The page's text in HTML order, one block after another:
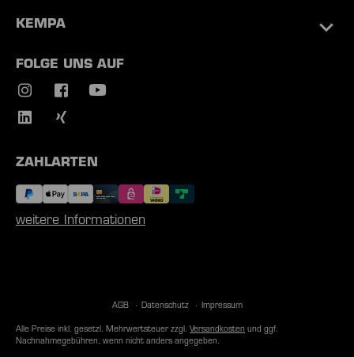
KEMPA
FOLGE UNS AUF
ZAHLARTEN
weitere Informationen
AGB Datenschutz Impressum
Alle Preise inkl. gesetzl. Mehrwertsteuer zzgl. Versandkosten und ggf.
Nachnahmegebühren, wenn nicht anders angegeben.